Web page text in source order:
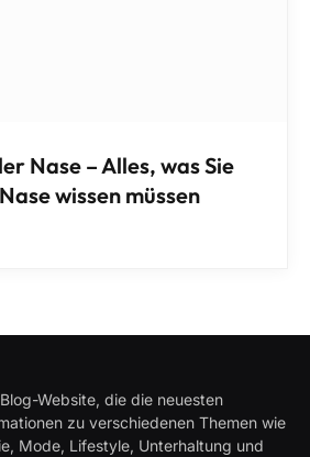
Nase – Alles, was Sie
wissen müssen
Website, die die neuesten
zu verschiedenen Themen wie
Mode, Lifestyle, Unterhaltung und